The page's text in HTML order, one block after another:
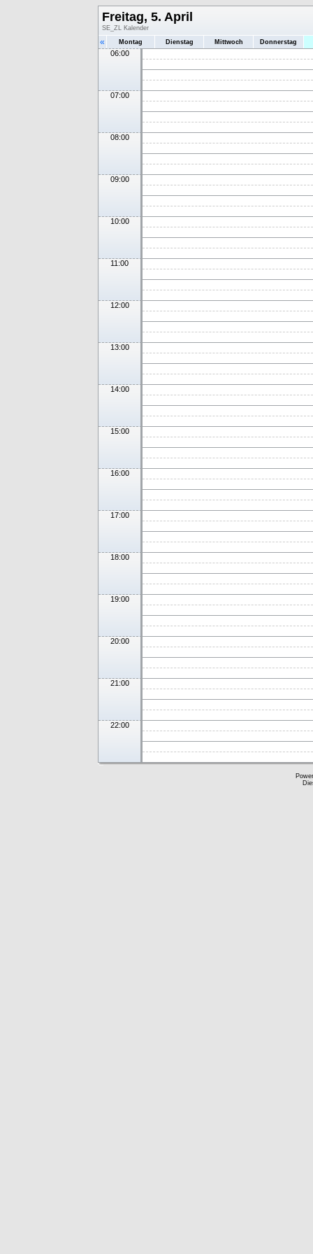
Freitag, 5. April
SE_ZL Kalender
« Montag Dienstag Mittwoch Donnerstag
06:00
07:00
08:00
09:00
10:00
11:00
12:00
13:00
14:00
15:00
16:00
17:00
18:00
19:00
20:00
21:00
22:00